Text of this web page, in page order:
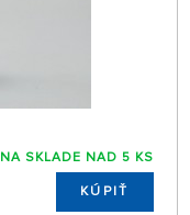
NA SKLADE NAD 5 KS
KÚPIŤ